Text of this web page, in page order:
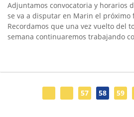
Adjuntamos convocatoria y horarios
se va a disputar en Marin el próximo
Recordamos que una vez vuelto del
semana continuaremos trabajando
57 58 59